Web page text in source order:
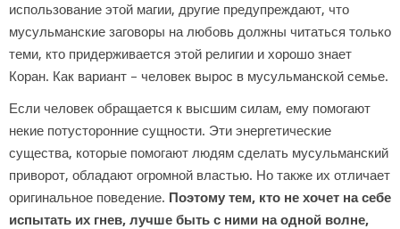
использование этой магии, другие предупреждают, что
мусульманские заговоры на любовь должны читаться только
теми, кто придерживается этой религии и хорошо знает
Коран. Как вариант – человек вырос в мусульманской семье.
Если человек обращается к высшим силам, ему помогают
некие потусторонние сущности. Эти энергетические
существа, которые помогают людям сделать мусульманский
приворот, обладают огромной властью. Но также их отличает
оригинальное поведение. Поэтому тем, кто не хочет на себе
испытать их гнев, лучше быть с ними на одной волне,